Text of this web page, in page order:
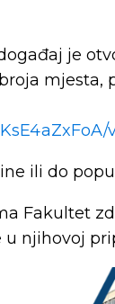
je
mjesta,
ili do
Fakultet
njihovoj